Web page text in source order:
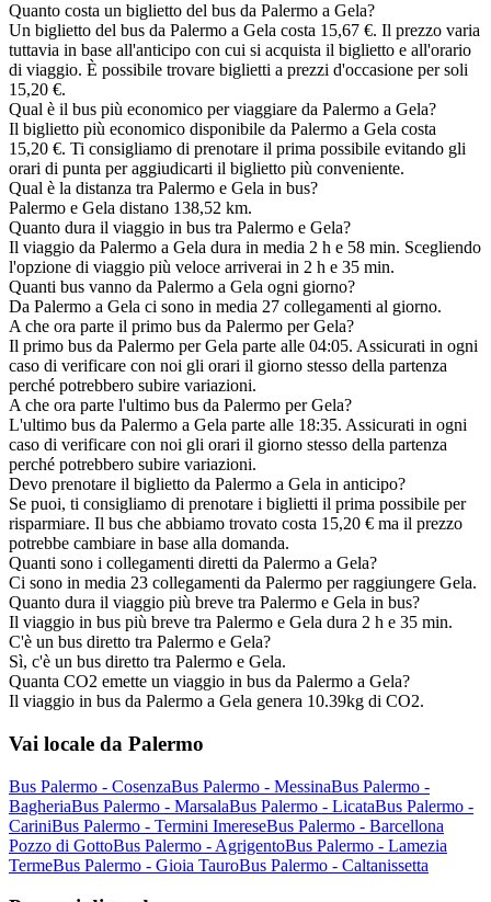
Quanto costa un biglietto del bus da Palermo a Gela?
Un biglietto del bus da Palermo a Gela costa 15,67 €. Il prezzo varia
tuttavia in base all'anticipo con cui si acquista il biglietto e all'orario
di viaggio. È possibile trovare biglietti a prezzi d'occasione per soli
15,20 €.
Qual è il bus più economico per viaggiare da Palermo a Gela?
Il biglietto più economico disponibile da Palermo a Gela costa
15,20 €. Ti consigliamo di prenotare il prima possibile evitando gli
orari di punta per aggiudicarti il biglietto più conveniente.
Qual è la distanza tra Palermo e Gela in bus?
Palermo e Gela distano 138,52 km.
Quanto dura il viaggio in bus tra Palermo e Gela?
Il viaggio da Palermo a Gela dura in media 2 h e 58 min. Scegliendo
l'opzione di viaggio più veloce arriverai in 2 h e 35 min.
Quanti bus vanno da Palermo a Gela ogni giorno?
Da Palermo a Gela ci sono in media 27 collegamenti al giorno.
A che ora parte il primo bus da Palermo per Gela?
Il primo bus da Palermo per Gela parte alle 04:05. Assicurati in ogni
caso di verificare con noi gli orari il giorno stesso della partenza
perché potrebbero subire variazioni.
A che ora parte l'ultimo bus da Palermo per Gela?
L'ultimo bus da Palermo a Gela parte alle 18:35. Assicurati in ogni
caso di verificare con noi gli orari il giorno stesso della partenza
perché potrebbero subire variazioni.
Devo prenotare il biglietto da Palermo a Gela in anticipo?
Se puoi, ti consigliamo di prenotare i biglietti il prima possibile per
risparmiare. Il bus che abbiamo trovato costa 15,20 € ma il prezzo
potrebbe cambiare in base alla domanda.
Quanti sono i collegamenti diretti da Palermo a Gela?
Ci sono in media 23 collegamenti da Palermo per raggiungere Gela.
Quanto dura il viaggio più breve tra Palermo e Gela in bus?
Il viaggio in bus più breve tra Palermo e Gela dura 2 h e 35 min.
C'è un bus diretto tra Palermo e Gela?
Sì, c'è un bus diretto tra Palermo e Gela.
Quanta CO2 emette un viaggio in bus da Palermo a Gela?
Il viaggio in bus da Palermo a Gela genera 10.39kg di CO2.
Vai locale da Palermo
Bus Palermo - CosenzaBus Palermo - MessinaBus Palermo -
BagheriaBus Palermo - MarsalaBus Palermo - LicataBus Palermo -
CariniBus Palermo - Termini ImereseBus Palermo - Barcellona
Pozzo di GottoBus Palermo - AgrigentoBus Palermo - Lamezia
TermeBus Palermo - Gioia TauroBus Palermo - Caltanissetta